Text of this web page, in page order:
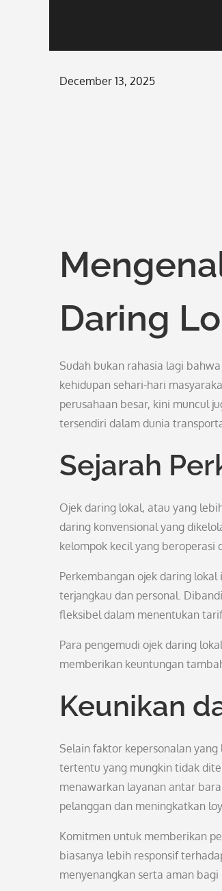
Posted
December 13, 2025
Daring
Sudah bukan rahasia lagi
kehidupan sehari-hari
perusahaan besar, kini muncul
tersendiri dalam dunia
Sejarah
Ojek daring lokal, atau yang
daring konvensional yang
kelompok kecil yang beroperasi
Perkembangan ojek daring
terjangkau dan personal.
fleksibel dalam menentukan
Para pengemudi ojek daring
memberikan keuntungan
Keunikan
Selain faktor kepersonalan
tertentu yang mungkin tidak
menawarkan layanan antar
pelanggan dan meningkatkan
Komitmen untuk memberikan
biasanya lebih responsif
menyenangkan serta aman